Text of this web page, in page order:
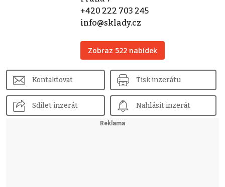
+420 222 703 245
info@sklady.cz
Zobraz 522 nabídek
Kontaktovat Tisk inzerátu
Sdílet inzerát Nahlásit inzerát